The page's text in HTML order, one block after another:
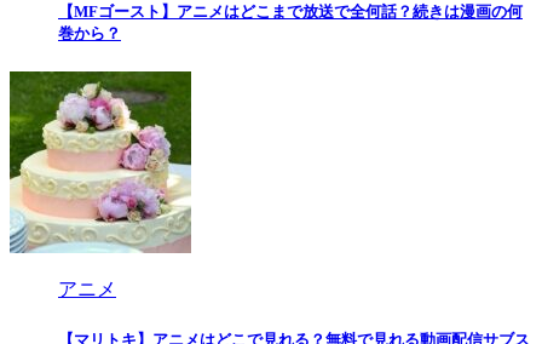
【MFゴースト】アニメはどこまで放送で全何話？続きは漫画の何
巻から？
アニメ
【マリトキ】アニメはどこで見れる？無料で見れる動画配信サブス